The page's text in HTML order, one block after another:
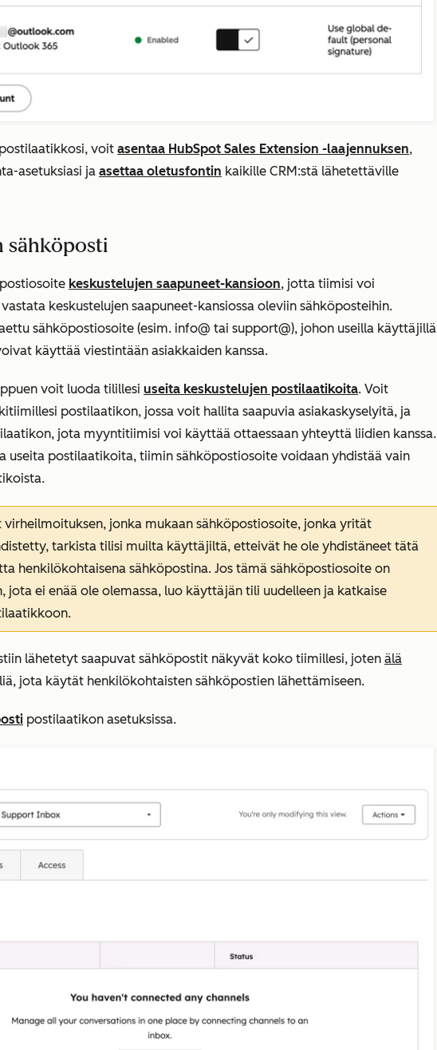
voit asentaa HubSpot Sales Extension -laajennuksen,
asetuksiasi ja asettaa oletusfontin kaikille CRM:stä lähetettäville
sähköposti
keskustelujen saapuneet-kansioon, jotta tiimisi voi
keskustelujen saapuneet-kansiossa oleviin sähköposteihin.
sähköpostiosoite (esim. info@ tai support@), johon useilla käyttäjillä
käyttää viestintään asiakkaiden kanssa.
voit luoda tilillesi useita keskustelujen postilaatikoita. Voit
postilaatikon, jossa voit hallita saapuvia asiakaskyselyitä, ja
jota myyntitiimisi voi käyttää ottaessaan yhteyttä liidien kanssa.
useita postilaatikoita, tiimin sähköpostiosoite voidaan yhdistää vain
virheilmoituksen, jonka mukaan sähköpostiosoite, jonka yrität
tarkista tilisi muilta käyttäjiltä, etteivät he ole yhdistäneet tätä
henkilökohtaisena sähköpostina. Jos tämä sähköpostiosoite on
jota ei enää ole olemassa, luo käyttäjän tili uudelleen ja katkaise
lähetetyt saapuvat sähköpostit näkyvät koko tiimillesi, joten älä
jota käytät henkilökohtaisten sähköpostien lähettämiseen.
postilaatikon asetuksissa.